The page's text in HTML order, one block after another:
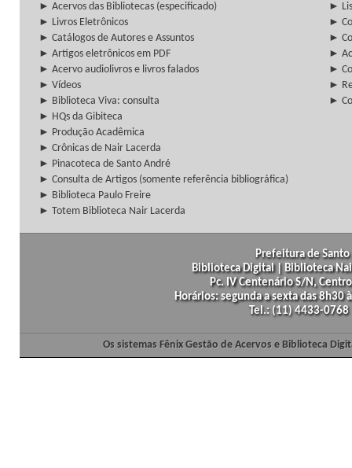
► Acervos das Bibliotecas (especificado)
►
► Livros Eletrônicos
►
► Catálogos de Autores e Assuntos
►
► Artigos eletrônicos em PDF
►
► Acervo audiolivros e livros falados
►
► Vídeos
►
► Biblioteca Viva: consulta
►
► HQs da Gibiteca
► Produção Acadêmica
► Crônicas de Nair Lacerda
► Pinacoteca de Santo André
► Consulta de Artigos (somente referência bibliográfica)
► Biblioteca Paulo Freire
► Totem Biblioteca Nair Lacerda
Prefeitura de
Biblioteca Digital | Biblioteca
Pc. IV Centenário S/N,
Horários: segunda a sexta das
Tel.: (11) 4433-
Os sistemas Fênix Gestão de Acervos e Biblioteca